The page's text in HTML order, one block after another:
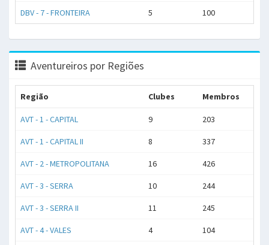
DBV - 7 - FRONTEIRA 5 100
Aventureiros por Regiões
Região Clubes Membros
AVT - 1 - CAPITAL 9 203
AVT - 1 - CAPITAL II 8 337
AVT - 2 - METROPOLITANA 16 426
AVT - 3 - SERRA 10 244
AVT - 3 - SERRA II 11 245
AVT - 4 - VALES 4 104